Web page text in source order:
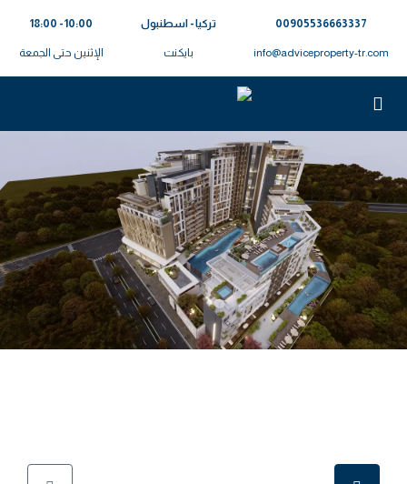
00905536663337⁩
info@adviceproperty-tr.com
تركيا - اسطنبول
بايكنت
10:00 - 18:00
الإثنين حتى الجمعة